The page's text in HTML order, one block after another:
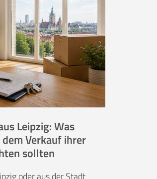
Leipzig: Was
Verkauf ihrer
sollten
oder aus der Stadt